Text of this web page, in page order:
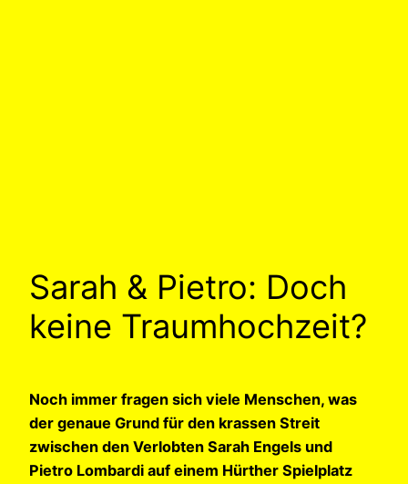
Sarah & Pietro: Doch
keine Traumhochzeit?
Noch immer fragen sich viele Menschen, was
der genaue Grund für den krassen Streit
zwischen den Verlobten Sarah Engels und
Pietro Lombardi auf einem Hürther Spielplatz